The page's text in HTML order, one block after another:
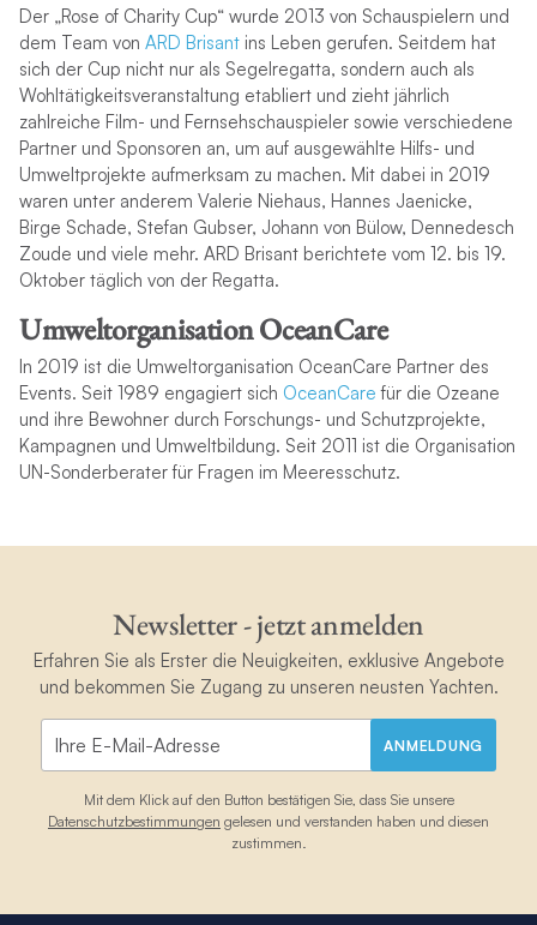
Der „Rose of Charity Cup“ wurde 2013 von Schauspielern und
dem Team von ARD Brisantins Leben gerufen. Seitdem hat
sich der Cup nicht nur als Segelregatta, sondern auch als
Wohltätigkeitsveranstaltung etabliert und zieht jährlich
zahlreiche Film- und Fernsehschauspieler sowie verschiedene
Partner und Sponsoren an, um auf ausgewählte Hilfs- und
Umweltprojekte aufmerksam zu machen. Mit dabei in 2019
waren unter anderem Valerie Niehaus, Hannes Jaenicke,
Birge Schade, Stefan Gubser, Johann von Bülow, Dennedesch
Zoude und viele mehr. ARD Brisant berichtete vom 12. bis 19.
Oktober täglich von der Regatta.
Umweltorganisation OceanCare
In 2019 ist die Umweltorganisation OceanCare Partner des
Events. Seit 1989 engagiert sich OceanCare für die Ozeane
und ihre Bewohner durch Forschungs- und Schutzprojekte,
Kampagnen und Umweltbildung. Seit 2011 ist die Organisation
UN-Sonderberater für Fragen im Meeresschutz.
Newsletter - jetzt anmelden
Erfahren Sie als Erster die Neuigkeiten, exklusive Angebote
und bekommen Sie Zugang zu unseren neusten Yachten.
ANMELDUNG
Mit dem Klick auf den Button bestätigen Sie, dass Sie unsere
Datenschutzbestimmungen gelesen und verstanden haben und diesen
zustimmen.